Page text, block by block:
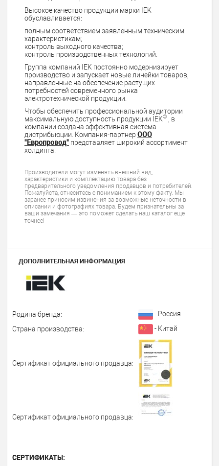
Высокое качество продукции марки IEK
обуславливается:
полным соответствием заявленным техническим
характеристикам;
контроль выходного качества;
контроль производственных технологий.
Группа компаний IEK постоянно модернизирует
производство и запускает новые линейки товаров,
направленные на обеспечение растущих
потребностей современного рынка
электротехнической продукции.
Чтобы обеспечить профессиональной аудитории
максимальную доступность продукции IEK©
, в
компании создана эффективная система
дистрибьюции. Компания-партнер ООО
"Европровод" представляет широкий ассортимент
холдинга.
Производители могут изменять внешний вид,
характеристики и комплектацию товара без
предварительного уведомления продавцов и потребителей.
Пожалуйста, отнеситесь с пониманием к этому факту. Мы
заранее приносим извинения за возможные неточности в
описании и фотографиях товара. Будем признательны за
ваши замечания — это поможет сделать наш каталог еще
точнее!
ДОПОЛНИТЕЛЬНАЯ ИНФОРМАЦИЯ
Родина бренда:
- Россия
Страна производства:
- Китай
Сертификат официального продавца:
Сертификат официального продавца:
СЕРТИФИКАТЫ: